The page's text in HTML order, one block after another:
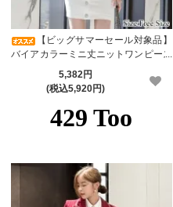
【ビッグサマーセール対象品】
バイアカラーミニ丈ニットワンピース
(キャバドレス・CABARETDRESS)
5,382円
(税込5,920円)